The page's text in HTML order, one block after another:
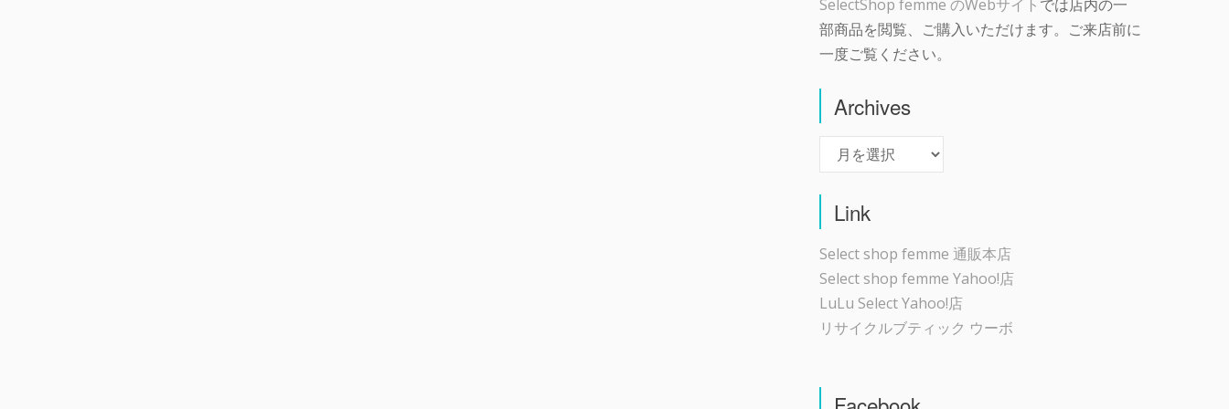
SelectShop femme のWebサイト では店内の一
部商品を閲覧、ご購入いただけます。ご来店前に
一度ご覧ください。
Archives
Link
Select shop femme 通販本店
Select shop femme Yahoo!店
LuLu Select Yahoo!店
リサイクルブティック ウーボ